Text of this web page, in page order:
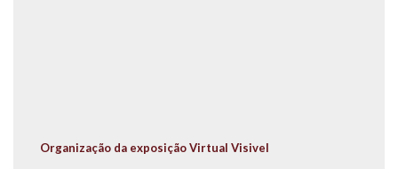
Organização da exposição Virtual Visivel